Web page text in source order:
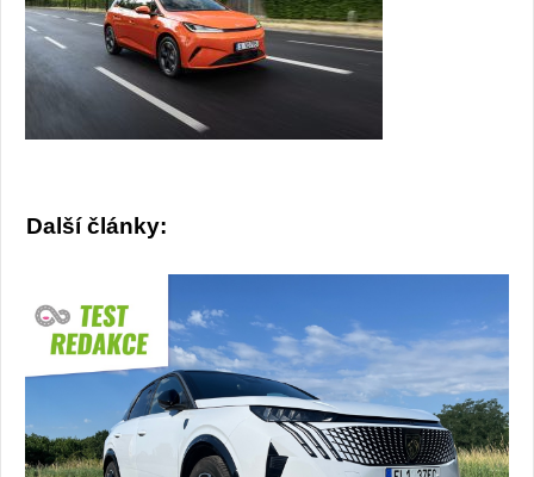
Další články: